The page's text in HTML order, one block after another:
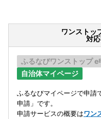
ワンストッ
対
ふるなびワンストップ e
自治体マイページ
ふるなびマイページで申請
申請」です。
申請サービスの概要はワン